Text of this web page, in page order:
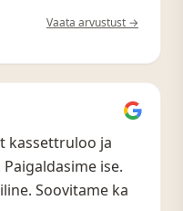
Vaata arvustust →
kassettruloo ja
ise.
Soovitame ka